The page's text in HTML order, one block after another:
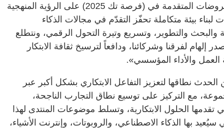
وأضاف سموه: «تبرهن المعروضات المتقدمة في (فرصة تك 2025) على الرؤية المنهجية
لبناء بيئة متكاملة تحفّز التقدّم في مجالات الذكاء
والبحث والتطوير، وتسريع وتيرة التحول الرقمي، ونتطلع
لفرقنا وشركائنا، ودافعاً لترسيخ ثقافة الابتكار
والأداء المؤسسي».
نطاقها لتعزيز التفاعل الابتكاري بشكل أكبر عبر
مع التركيز على توسيع نطاق التجارب الناجحة،
تقدمها الحلول الابتكارية، وتسلط موضوعات المنتدى لهذا
سيُعيد بها الذكاء الاصطناعي، والروبوتات، وإنترنت الأشياء،